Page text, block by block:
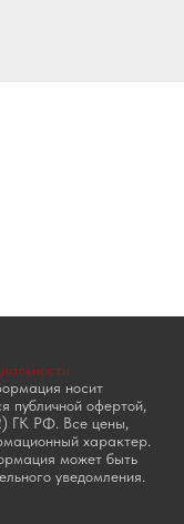
носит
публичной офертой,
ГК РФ. Все цены,
характер.
может быть
уведомления.